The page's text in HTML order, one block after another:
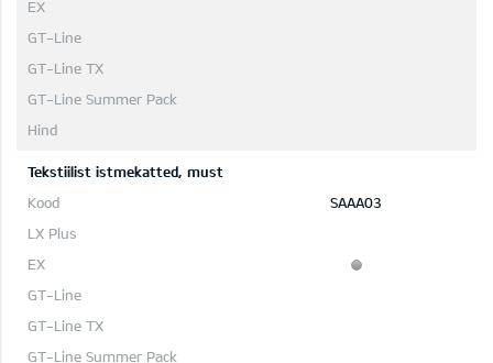
Tekstiilist istmekatted, must
SAAA03